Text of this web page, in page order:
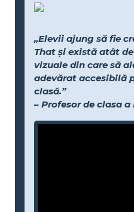
„Elevii ajung să fie
That și există atât
vizuale din care să
adevărat accesibilă
clasă.”
– Profesor de clasa a